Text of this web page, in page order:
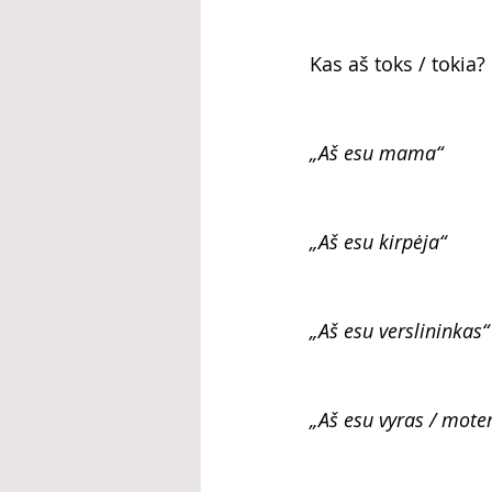
Kas aš toks / tokia?
„Aš esu mama“
„Aš esu kirpėja“
„Aš esu verslininkas“
„Aš esu vyras /